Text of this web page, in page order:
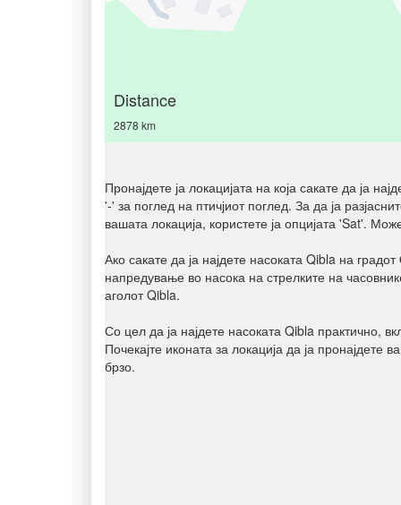
Distance
2878 km
Пронајдете ја локацијата на која сакате да ја
'-' за поглед на птичјиот поглед. За да ја
вашата локација, користете ја опцијата 'Sat'.
Ако сакате да ја најдете насоката Qibla на градот
напредување во насока на стрелките на
аголот Qibla.
Со цел да ја најдете насоката Qibla практично,
Почекајте иконата за локација да ја
брзо.